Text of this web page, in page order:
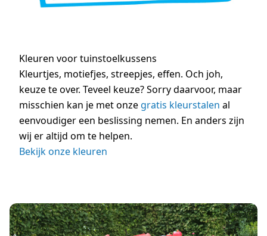
Kleuren voor tuinstoelkussens
Kleurtjes, motiefjes, streepjes, effen. Och joh,
keuze te over. Teveel keuze? Sorry daarvoor, maar
misschien kan je met onze gratis kleurstalen al
eenvoudiger een beslissing nemen. En anders zijn
wij er altijd om te helpen.
Bekijk onze kleuren